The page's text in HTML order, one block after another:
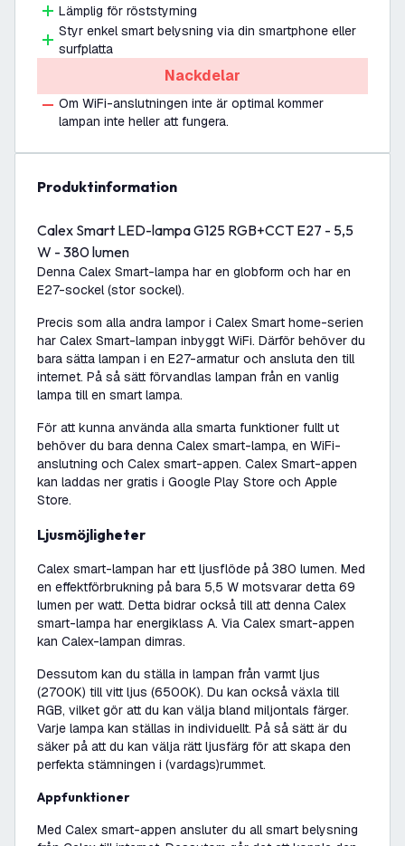
Lämplig för röststyrning
Styr enkel smart belysning via din smartphone eller
surfplatta
Nackdelar
Om WiFi-anslutningen inte är optimal kommer
lampan inte heller att fungera.
produktinformation
Calex Smart LED-lampa G125 RGB+CCT E27 - 5,5
W - 380 lumen
Denna Calex Smart-lampa har en globform och har en
E27-sockel (stor sockel).
Precis som alla andra lampor i Calex Smart home-serien
har Calex Smart-lampan inbyggt WiFi. Därför behöver du
bara sätta lampan i en E27-armatur och ansluta den till
internet. På så sätt förvandlas lampan från en vanlig
lampa till en smart lampa.
För att kunna använda alla smarta funktioner fullt ut
behöver du bara denna Calex smart-lampa, en WiFi-
anslutning och Calex smart-appen. Calex Smart-appen
kan laddas ner gratis i Google Play Store och Apple
Store.
Ljusmöjligheter
Calex smart-lampan har ett ljusflöde på 380 lumen. Med
en effektförbrukning på bara 5,5 W motsvarar detta 69
lumen per watt. Detta bidrar också till att denna Calex
smart-lampa har energiklass A. Via Calex smart-appen
kan Calex-lampan dimras.
Dessutom kan du ställa in lampan från varmt ljus
(2700K) till vitt ljus (6500K). Du kan också växla till
RGB, vilket gör att du kan välja bland miljontals färger.
Varje lampa kan ställas in individuellt. På så sätt är du
säker på att du kan välja rätt ljusfärg för att skapa den
perfekta stämningen i (vardags)rummet.
Appfunktioner
Med Calex smart-appen ansluter du all smart belysning